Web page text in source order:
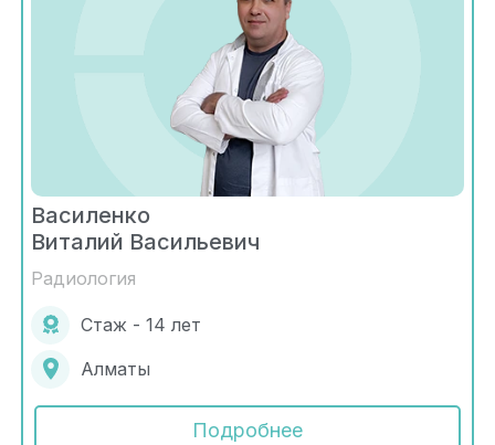
Василенко
Виталий Васильевич
Радиология
Стаж - 14 лет
Алматы
Подробнее